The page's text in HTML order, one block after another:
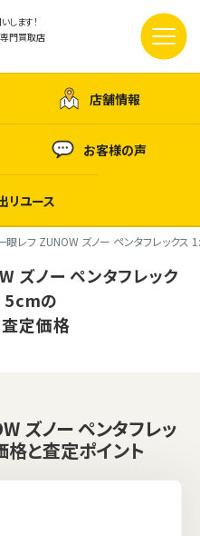
します！
門買取店
店舗情報
お客様の声
リユース
眼レフ ZUNOW ズノー ペンタフレックス
ズノー ペンタフレック
の
査定価格
ズノー ペンタフレッ
と査定ポイント